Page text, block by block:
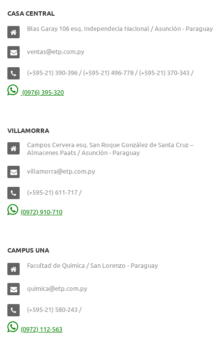
CASA CENTRAL
Blas Garay 106 esq. Independecia Nacional / Asunción - Paraguay
ventas@etp.com.py
(+595-21) 390-396 / (+595-21) 496-778 / (+595-21) 370-343 /
(0976) 395-320
VILLAMORRA
Campos Cervera esq. San Roque González de Santa Cruz –
Almacenes Paats / Asunción - Paraguay
villamorra@etp.com.py
(+595-21) 611-717 /
(0972) 910-710
CAMPUS UNA
Facultad de Química / San Lorenzo - Paraguay
quimica@etp.com.py
(+595-21) 580-243 /
(0972) 112-563